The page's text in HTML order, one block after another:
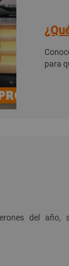
para
del año,